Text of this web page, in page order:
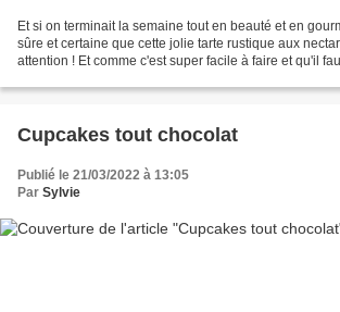
Et si on terminait la semaine tout en beauté et en
sûre et certaine que cette jolie tarte rustique aux
attention ! Et comme c'est super facile à faire et qu'il
Cupcakes tout chocolat
Publié le 21/03/2022 à 13:05
Par Sylvie